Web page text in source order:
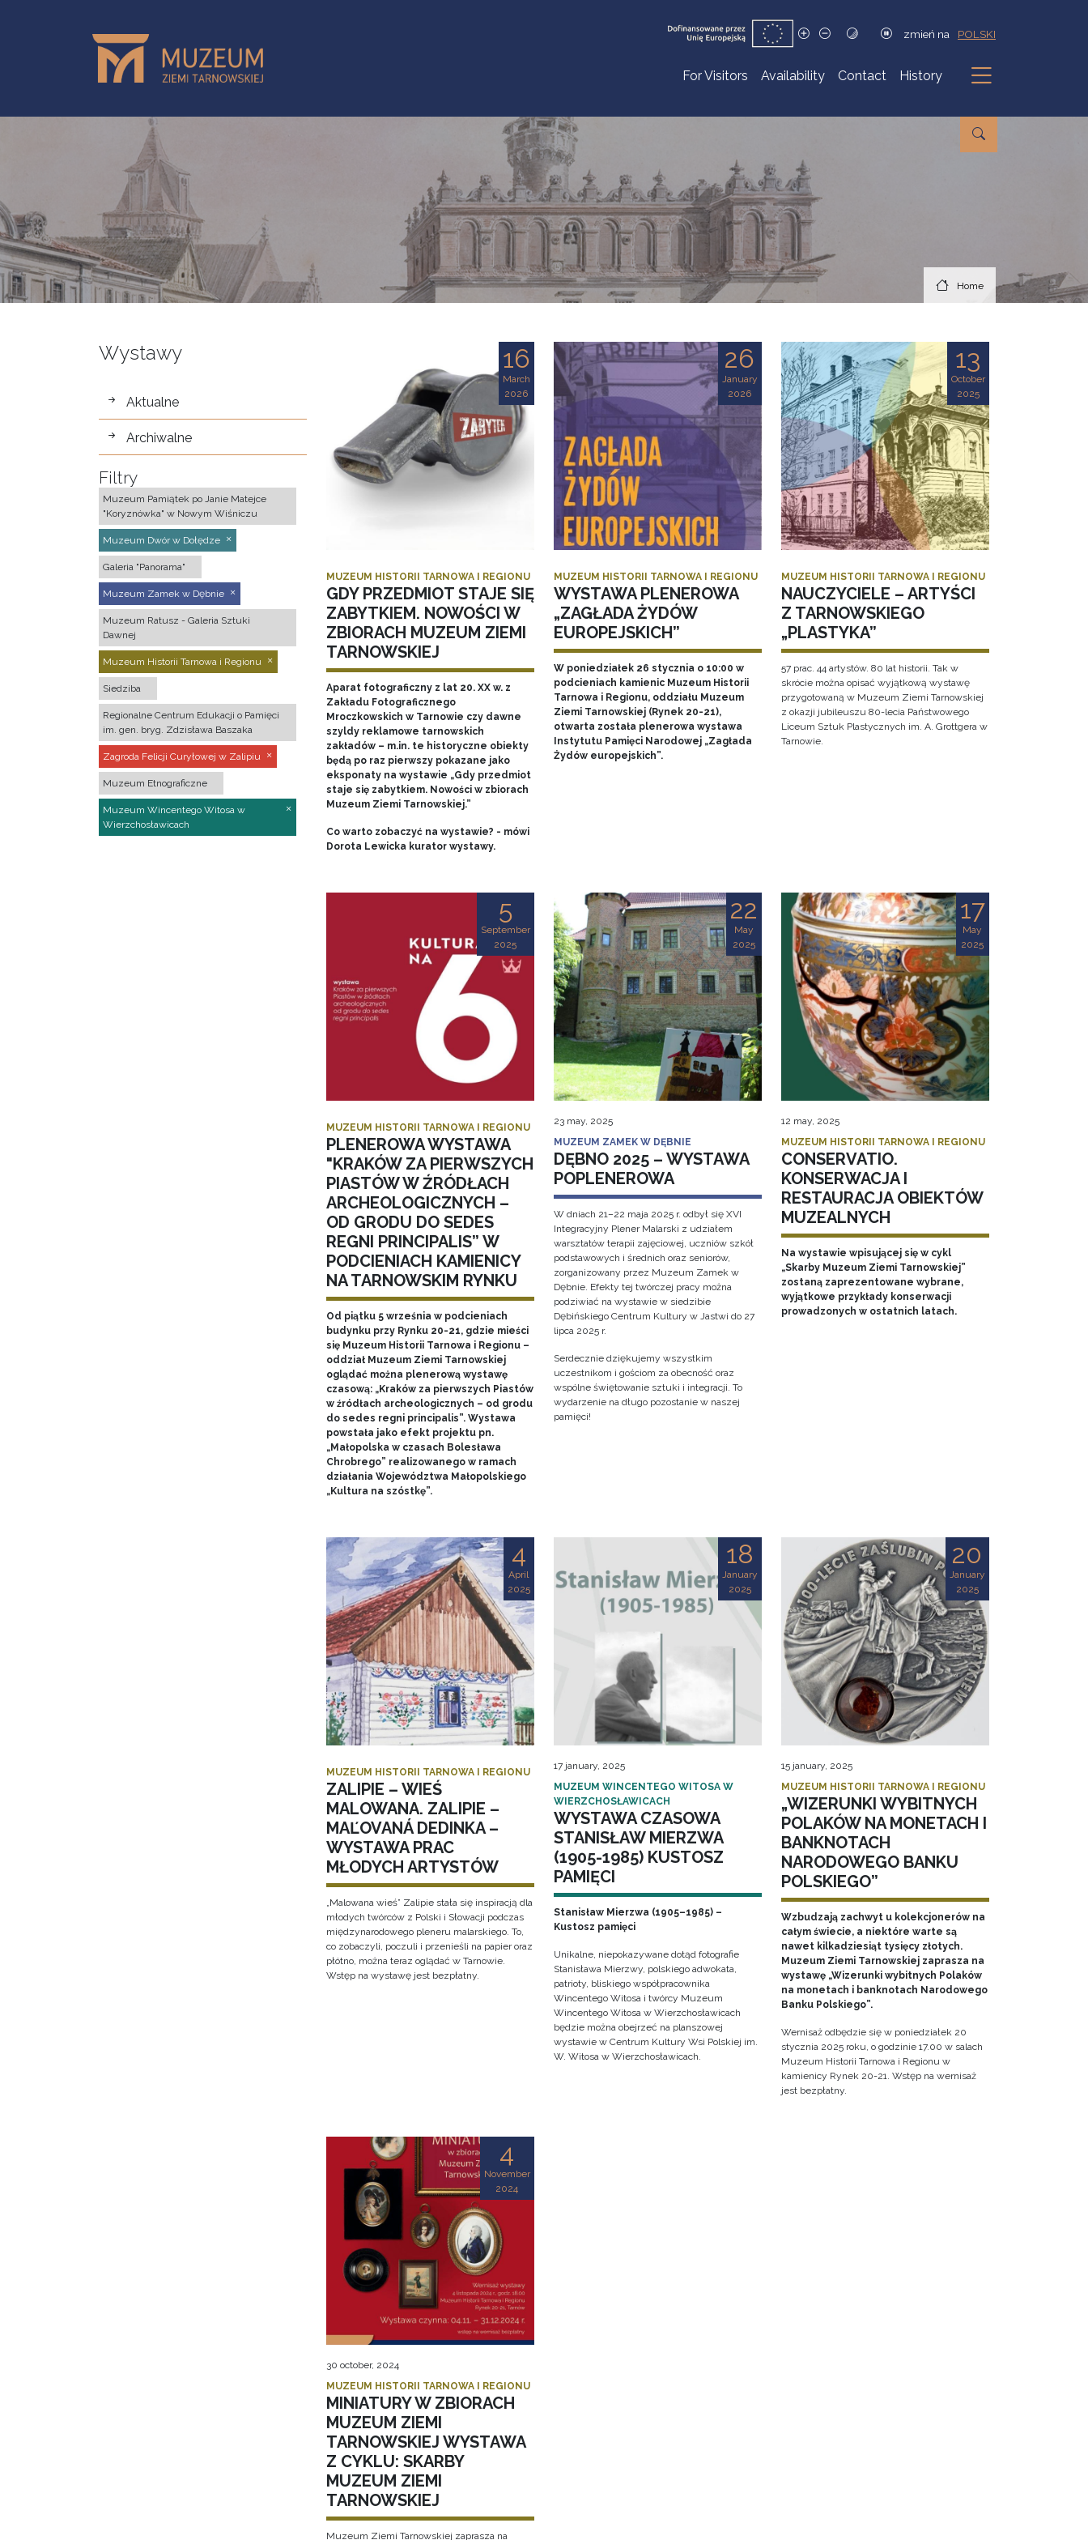
zmień na POLSKI
For Visitors Availability Contact History
Submenu
Home
Wystawy
wystawy
Aktualne
Archiwalne
Filtry
Muzeum Pamiątek po Janie Matejce
"Koryznówka" w Nowym Wiśniczu
Muzeum Dwór w Dołędze
Galeria "Panorama"
Muzeum Zamek w Dębnie
Muzeum Ratusz - Galeria Sztuki
Dawnej
Muzeum Historii Tarnowa i Regionu
Siedziba
Regionalne Centrum Edukacji o Pamięci
im. gen. bryg. Zdzisława Baszaka
Zagroda Felicji Curyłowej w Zalipiu
Muzeum Etnograficzne
Muzeum Wincentego Witosa w
Wierzchosławicach
16
March
2026
MUZEUM HISTORII TARNOWA I REGIONU
GDY PRZEDMIOT STAJE SIĘ
ZABYTKIEM. NOWOŚCI W
ZBIORACH MUZEUM ZIEMI
TARNOWSKIEJ
Aparat fotograficzny z lat 20. XX w. z
Zakładu Fotograficznego
Mroczkowskich w Tarnowie czy dawne
szyldy reklamowe tarnowskich
zakładów – m.in. te historyczne obiekty
będą po raz pierwszy pokazane jako
eksponaty na wystawie „Gdy przedmiot
staje się zabytkiem. Nowości w zbiorach
Muzeum Ziemi Tarnowskiej.”
Co warto zobaczyć na wystawie? - mówi
Dorota Lewicka kurator wystawy.
26
January
2026
MUZEUM HISTORII TARNOWA I REGIONU
WYSTAWA PLENEROWA
„ZAGŁADA ŻYDÓW
EUROPEJSKICH”
W poniedziałek 26 stycznia o 10:00 w
podcieniach kamienic Muzeum Historii
Tarnowa i Regionu, oddziału Muzeum
Ziemi Tarnowskiej (Rynek 20-21),
otwarta została plenerowa wystawa
Instytutu Pamięci Narodowej „Zagłada
Żydów europejskich”.
13
October
2025
MUZEUM HISTORII TARNOWA I REGIONU
NAUCZYCIELE – ARTYŚCI
Z TARNOWSKIEGO
„PLASTYKA”
57 prac. 44 artystów. 80 lat historii. Tak w
skrócie można opisać wyjątkową wystawę
przygotowaną w Muzeum Ziemi Tarnowskiej
z okazji jubileuszu 80-lecia Państwowego
Liceum Sztuk Plastycznych im. A. Grottgera w
Tarnowie.
5
September
2025
MUZEUM HISTORII TARNOWA I REGIONU
PLENEROWA WYSTAWA
"KRAKÓW ZA PIERWSZYCH
PIASTÓW W ŹRÓDŁACH
ARCHEOLOGICZNYCH –
OD GRODU DO SEDES
REGNI PRINCIPALIS” W
PODCIENIACH KAMIENICY
NA TARNOWSKIM RYNKU
Od piątku 5 września w podcieniach
budynku przy Rynku 20-21, gdzie mieści
się Muzeum Historii Tarnowa i Regionu –
oddział Muzeum Ziemi Tarnowskiej
oglądać można plenerową wystawę
czasową: „Kraków za pierwszych Piastów
w źródłach archeologicznych – od grodu
do sedes regni principalis”. Wystawa
powstała jako efekt projektu pn.
„Małopolska w czasach Bolesława
Chrobrego” realizowanego w ramach
działania Województwa Małopolskiego
„Kultura na szóstkę”.
22
May
2025
23 may, 2025
MUZEUM ZAMEK W DĘBNIE
DĘBNO 2025 – WYSTAWA
POPLENEROWA
W dniach 21–22 maja 2025 r. odbył się XVI
Integracyjny Plener Malarski z udziałem
warsztatów terapii zajęciowej, uczniów szkół
podstawowych i średnich oraz seniorów,
zorganizowany przez Muzeum Zamek w
Dębnie. Efekty tej twórczej pracy można
podziwiać na wystawie w siedzibie
Dębińskiego Centrum Kultury w Jastwi do 27
lipca 2025 r.
Serdecznie dziękujemy wszystkim
uczestnikom i gościom za obecność oraz
wspólne świętowanie sztuki i integracji. To
wydarzenie na długo pozostanie w naszej
pamięci!
17
May
2025
12 may, 2025
MUZEUM HISTORII TARNOWA I REGIONU
CONSERVATIO.
KONSERWACJA I
RESTAURACJA OBIEKTÓW
MUZEALNYCH
Na wystawie wpisującej się w cykl
„Skarby Muzeum Ziemi Tarnowskiej”
zostaną zaprezentowane wybrane,
wyjątkowe przykłady konserwacji
prowadzonych w ostatnich latach.
4
April
2025
MUZEUM HISTORII TARNOWA I REGIONU
ZALIPIE – WIEŚ
MALOWANA. ZALIPIE –
MAĽOVANÁ DEDINKA –
WYSTAWA PRAC
MŁODYCH ARTYSTÓW
„Malowana wieś” Zalipie stała się inspiracją dla
młodych twórców z Polski i Słowacji podczas
międzynarodowego pleneru malarskiego. To,
co zobaczyli, poczuli i przenieśli na papier oraz
płótno, można teraz oglądać w Tarnowie.
Wstęp na wystawę jest bezpłatny.
18
January
2025
17 january, 2025
MUZEUM WINCENTEGO WITOSA W
WIERZCHOSŁAWICACH
WYSTAWA CZASOWA
STANISŁAW MIERZWA
(1905-1985) KUSTOSZ
PAMIĘCI
Stanisław Mierzwa (1905–1985) –
Kustosz pamięci
Unikalne, niepokazywane dotąd fotografie
Stanisława Mierzwy, polskiego adwokata,
patrioty, bliskiego współpracownika
Wincentego Witosa i twórcy Muzeum
Wincentego Witosa w Wierzchosławicach
będzie można obejrzeć na planszowej
wystawie w Centrum Kultury Wsi Polskiej im.
W. Witosa w Wierzchosławicach.
20
January
2025
15 january, 2025
MUZEUM HISTORII TARNOWA I REGIONU
„WIZERUNKI WYBITNYCH
POLAKÓW NA MONETACH I
BANKNOTACH
NARODOWEGO BANKU
POLSKIEGO”
Wzbudzają zachwyt u kolekcjonerów na
całym świecie, a niektóre warte są
nawet kilkadziesiąt tysięcy złotych.
Muzeum Ziemi Tarnowskiej zaprasza na
wystawę „Wizerunki wybitnych Polaków
na monetach i banknotach Narodowego
Banku Polskiego”.
Wernisaż odbędzie się w poniedziałek 20
stycznia 2025 roku, o godzinie 17.00 w salach
Muzeum Historii Tarnowa i Regionu w
kamienicy Rynek 20-21. Wstęp na wernisaż
jest bezpłatny.
4
November
2024
30 october, 2024
MUZEUM HISTORII TARNOWA I REGIONU
MINIATURY W ZBIORACH
MUZEUM ZIEMI
TARNOWSKIEJ WYSTAWA
Z CYKLU: SKARBY
MUZEUM ZIEMI
TARNOWSKIEJ
Muzeum Ziemi Tarnowskiej zaprasza na